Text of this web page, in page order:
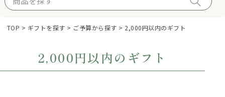
TOP ギフトを探す ご予算から探す 2,000円以内のギフト
2,000円以内のギフト